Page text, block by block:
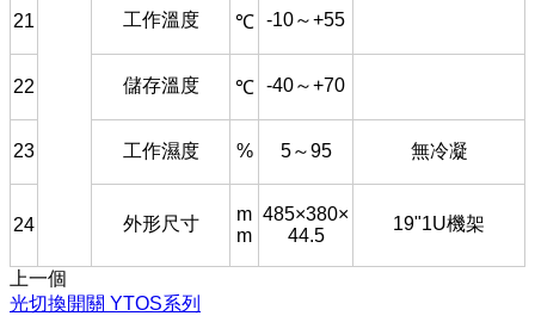
21 工作溫度 ℃ -10～+55
22 儲存溫度 ℃ -40～+70
23 工作濕度 % 5～95 無冷凝
24 外形尺寸
m
m
485×380×
44.5
19"1U機架
上一個
光切換開關 YTOS系列